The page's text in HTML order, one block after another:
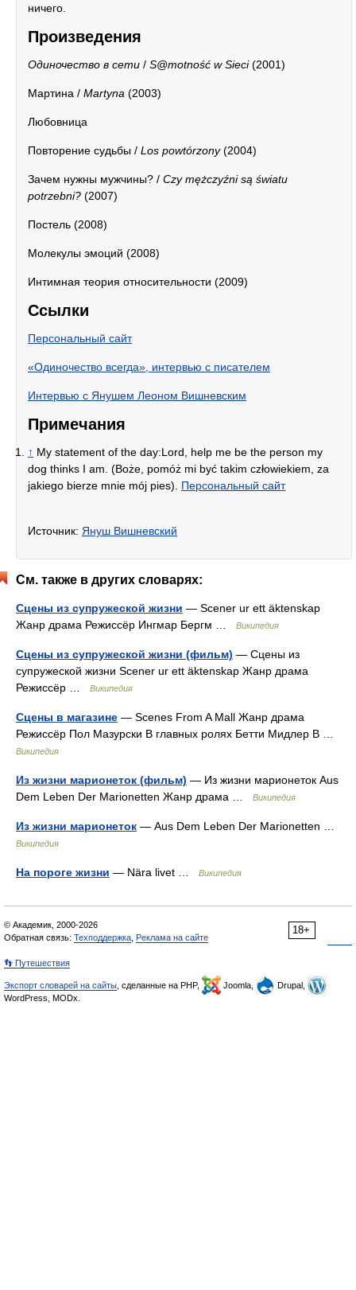
ничего.
Произведения
Одиночество в сети / S@motność w Sieci(2001)
Мартина / Martyna (2003)
Любовница
Повторение судьбы / Los powtórzony(2004)
Зачем нужны мужчины? / Czy mężczyźni są światu
potrzebni? (2007)
Постель (2008)
Молекулы эмоций (2008)
Интимная теория относительности (2009)
Ссылки
Персональный сайт
«Одиночество всегда», интервью с писателем
Интервью с Янушем Леоном Вишневским
Примечания
↑ My statement of the day:Lord, help me be the person my
dog thinks I am. (Boże, pomóż mi być takim człowiekiem, za
jakiego bierze mnie mój pies). Персональный сайт
Источник: Януш Вишневский
См. также в других словарях:
Сцены из супружеской жизни — Scener ur ett äktenskap
Жанр драма Режиссёр Ингмар Бергм …
Википедия
Сцены из супружеской жизни (фильм) — Сцены из
супружеской жизни Scener ur ett äktenskap Жанр драма
Режиссёр …
Википедия
Сцены в магазине — Scenes From A Mall Жанр драма
Режиссёр Пол Мазурски В главных ролях Бетти Мидлер В …
Википедия
Из жизни марионеток (фильм) — Из жизни марионеток Aus
Dem Leben Der Marionetten Жанр драма …
Википедия
Из жизни марионеток — Aus Dem Leben Der Marionetten …
Википедия
На пороге жизни — Nära livet … Википедия
18+
© Академик, 2000-2026
Обратная связь: Техподдержка Реклама на сайте
👣 Путешествия
Экспорт словарей на сайты , сделанные на PHP, Joomla,
Drupal,
WordPress, MODx.